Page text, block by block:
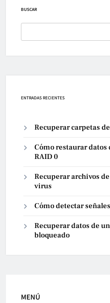
BUSCAR
ENTRADAS RECIENTES
Recuperar carpetas
Cómo restaurar datos
RAID 0
Recuperar archivos
virus
Cómo detectar
Recuperar datos de
bloqueado
MENÚ